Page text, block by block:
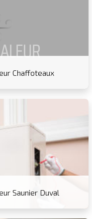
Chaffoteaux
Saunier Duval